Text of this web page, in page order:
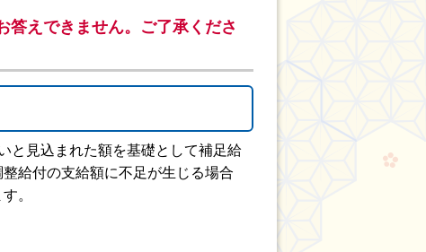
答えできません。ご了承くださ
と見込まれた額を基礎として補足給
給付の支給額に不足が生じる場合
。